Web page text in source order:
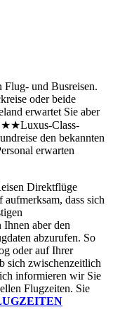
Flug- und Busreisen.
oder beide
erwartet Sie aber
Class-
den bekannten
erwarten
Direktflüge
dass sich
aber den
abzurufen. So
oder auf Ihrer
sich zwischenzeitlich
informieren wir Sie
Flugzeiten. Sie